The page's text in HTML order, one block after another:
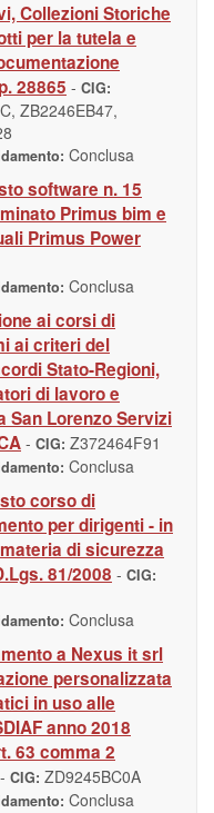
Collezioni Storiche
per la tutela e
28865 - CIG:
ZB2246EB47,
Conclusa
software n. 15
Primus bim e
Primus Power
Conclusa
ai corsi di
ai criteri del
Stato-Regioni,
di lavoro e
San Lorenzo Servizi
- CIG: Z372464F91
Conclusa
corso di
per dirigenti - in
di sicurezza
81/2008 - CIG:
Conclusa
a Nexus it srl
personalizzata
in uso alle
anno 2018
63 comma 2
- CIG: ZD9245BC0A
Conclusa